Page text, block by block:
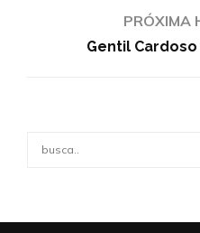
PRÓXIMA
Gentil